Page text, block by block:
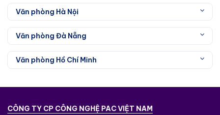
Văn phòng Hà Nội
Văn phòng Đà Nẵng
Văn phòng Hồ Chí Minh
CÔNG TY CP CÔNG NGHỆ PAC VIỆT NAM